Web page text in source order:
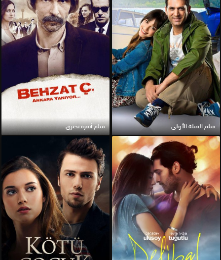
فيلم القبلة الأولى فيلم أنقرة تحترق